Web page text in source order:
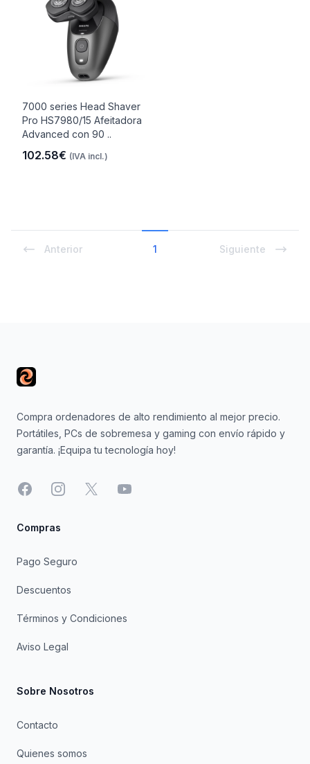
7000 series Head Shaver
Pro HS7980/15 Afeitadora
Advanced con 90 ..
102.58€ (IVA incl.)
Anterior 1 Siguiente
Compra ordenadores de alto rendimiento al mejor precio.
Portátiles, PCs de sobremesa y gaming con envío rápido y
garantía. ¡Equipa tu tecnología hoy!
FacebookInstagram
X YouTube
Compras
Pago Seguro
Descuentos
Términos y Condiciones
Aviso Legal
Sobre Nosotros
Contacto
Quienes somos